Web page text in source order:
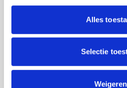
Alles
Selectie
Weigeren
Ik ga akkoord dat mijn
worden gedeeld met de
zijn bij deze JGZ-richtlijn.
Versturen